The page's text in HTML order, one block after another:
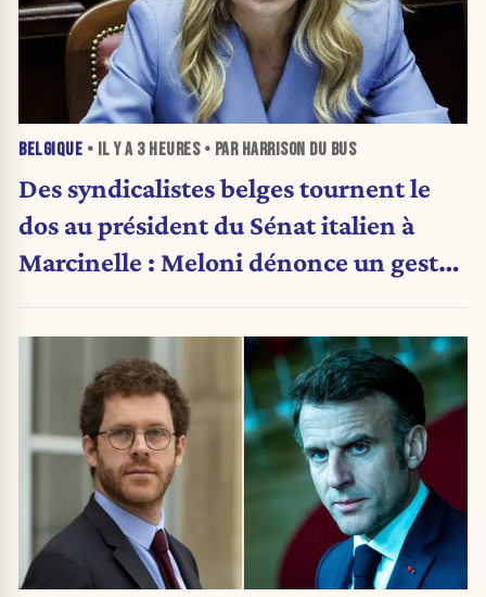
BELGIQUE • IL Y A 3 HEURES• PAR HARRISON DU BUS
Des syndicalistes belges tournent le
dos au président du Sénat italien à
Marcinelle : Meloni dénonce un geste